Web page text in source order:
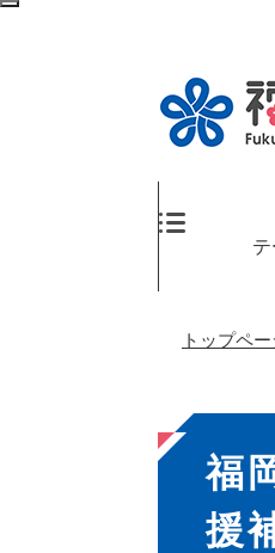
ペ
トップペー
本
文
福
援